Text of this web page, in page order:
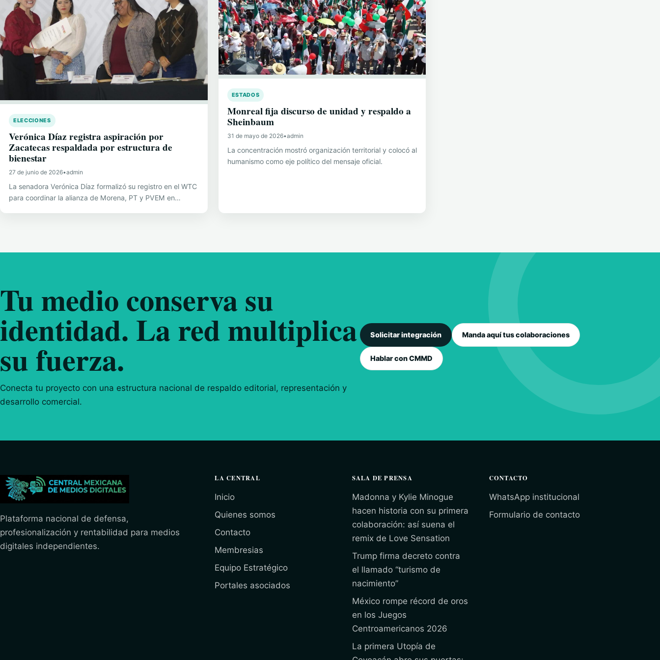
ELECCIONES
Verónica Díaz registra aspiración por
Zacatecas respaldada por estructura de
bienestar
27 de junio de 2026•admin
La senadora Verónica Díaz formalizó su registro en el WTC
para coordinar la alianza de Morena, PT y PVEM en…
ESTADOS
Monreal fija discurso de unidad y respaldo a
Sheinbaum
31 de mayo de 2026•admin
La concentración mostró organización territorial y colocó al
humanismo como eje político del mensaje oficial.
Tu medio conserva su
identidad. La red multiplica
su fuerza.
Conecta tu proyecto con una estructura nacional de respaldo editorial, representación y
desarrollo comercial.
Solicitar integración Manda aquí tus colaboraciones
Hablar con CMMD
Plataforma nacional de defensa,
profesionalización y rentabilidad para medios
digitales independientes.
LA CENTRAL
Inicio
Quienes somos
Contacto
Membresias
Equipo Estratégico
Portales asociados
SALA DE PRENSA
Madonna y Kylie Minogue
hacen historia con su primera
colaboración: así suena el
remix de Love Sensation
Trump firma decreto contra
el llamado “turismo de
nacimiento”
México rompe récord de oros
en los Juegos
Centroamericanos 2026
La primera Utopía de
CONTACTO
WhatsApp institucional
Formulario de contacto